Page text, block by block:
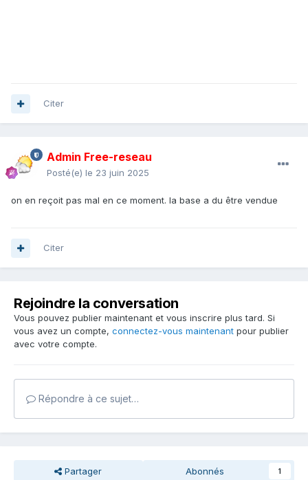
Citer
Admin Free-reseau
Posté(e) le 23 juin 2025
on en reçoit pas mal en ce moment. la base a du être vendue
Citer
Rejoindre la conversation
Vous pouvez publier maintenant et vous inscrire plus tard. Si
vous avez un compte, connectez-vous maintenant pour publier
avec votre compte.
Répondre à ce sujet…
Partager Abonnés 1